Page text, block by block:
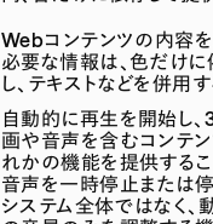
Webコンテンツの内容
必要な情報は、色だけ
し、テキストなどを併用す
自動的に再生を開始し
画や音声を含むコンテ
れかの機能を提供するこ
音声を一時停止または
システム全体ではなく